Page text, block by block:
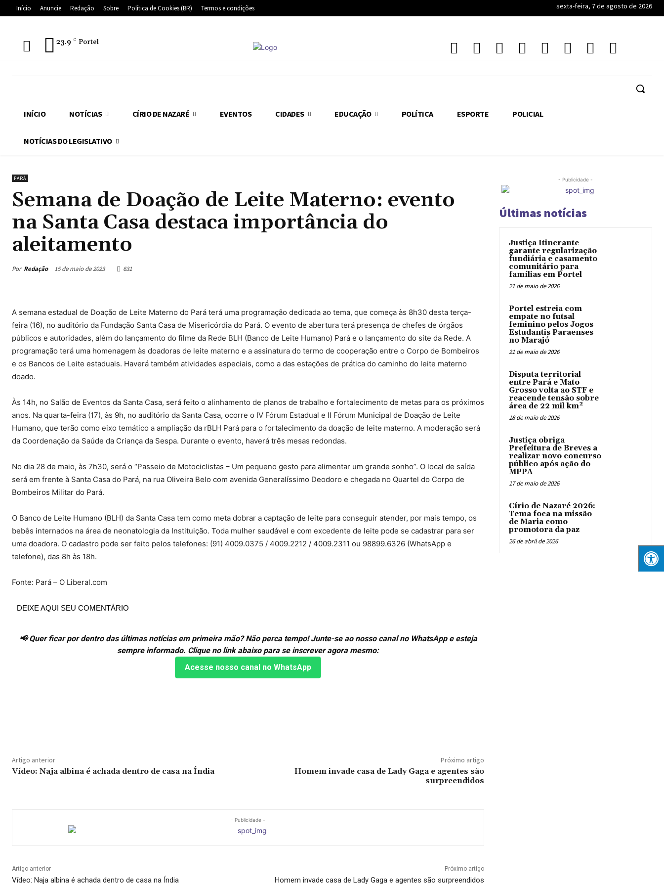
Início Anuncie Redação Sobre Política de Cookies (BR) Termos e condições sexta-feira, 7 de agosto de 2026
23.9 C Portel
INÍCIO NOTÍCIAS CÍRIO DE NAZARÉ EVENTOS CIDADES EDUCAÇÃO POLÍTICA ESPORTE POLICIAL
NOTÍCIAS DO LEGISLATIVO
PARÁ
Semana de Doação de Leite Materno: evento
na Santa Casa destaca importância do
aleitamento
Por Redação 15 de maio de 2023 631
A semana estadual de Doação de Leite Materno do Pará terá uma programação dedicada ao tema, que começa às 8h30 desta terça-
feira (16), no auditório da Fundação Santa Casa de Misericórdia do Pará. O evento de abertura terá presença de chefes de órgãos
públicos e autoridades, além do lançamento do filme da Rede BLH (Banco de Leite Humano) Pará e o lançamento do site da Rede. A
programação terá uma homenagem às doadoras de leite materno e a assinatura do termo de cooperação entre o Corpo de Bombeiros
e os Bancos de Leite estaduais. Haverá também atividades especiais, como a das estações de prática do caminho do leite materno
doado.
Às 14h, no Salão de Eventos da Santa Casa, será feito o alinhamento de planos de trabalho e fortalecimento de metas para os próximos
anos. Na quarta-feira (17), às 9h, no auditório da Santa Casa, ocorre o IV Fórum Estadual e II Fórum Municipal de Doação de Leite
Humano, que terão como eixo temático a ampliação da rBLH Pará para o fortalecimento da doação de leite materno. A moderação será
da Coordenação da Saúde da Criança da Sespa. Durante o evento, haverá três mesas redondas.
No dia 28 de maio, às 7h30, será o “Passeio de Motociclistas – Um pequeno gesto para alimentar um grande sonho”. O local de saída
será em frente à Santa Casa do Pará, na rua Oliveira Belo com avenida Generalíssimo Deodoro e chegada no Quartel do Corpo de
Bombeiros Militar do Pará.
O Banco de Leite Humano (BLH) da Santa Casa tem como meta dobrar a captação de leite para conseguir atender, por mais tempo, os
bebês internados na área de neonatologia da Instituição. Toda mulher saudável e com excedente de leite pode se cadastrar para ser
uma doadora. O cadastro pode ser feito pelos telefones: (91) 4009.0375 / 4009.2212 / 4009.2311 ou 98899.6326 (WhatsApp e
telefone), das 8h às 18h.
Fonte: Pará – O Liberal.com
DEIXE AQUI SEU COMENTÁRIO
📢 Quer ficar por dentro das últimas notícias em primeira mão? Não perca tempo! Junte-se ao nosso canal no WhatsApp e esteja
sempre informado. Clique no link abaixo para se inscrever agora mesmo:
Acesse nosso canal no WhatsApp
Artigo anterior
Vídeo: Naja albina é achada dentro de casa na Índia
Próximo artigo
Homem invade casa de Lady Gaga e agentes são
surpreendidos
- Publicidade -
Artigo anterior
Vídeo: Naja albina é achada dentro de casa na Índia
Próximo artigo
Homem invade casa de Lady Gaga e agentes são surpreendidos
- Publicidade -
Últimas notícias
Justiça Itinerante
garante regularização
fundiária e casamento
comunitário para
famílias em Portel
21 de maio de 2026
Portel estreia com
empate no futsal
feminino pelos Jogos
Estudantis Paraenses
no Marajó
21 de maio de 2026
Disputa territorial
entre Pará e Mato
Grosso volta ao STF e
reacende tensão sobre
área de 22 mil km²
18 de maio de 2026
Justiça obriga
Prefeitura de Breves a
realizar novo concurso
público após ação do
MPPA
17 de maio de 2026
Círio de Nazaré 2026:
Tema foca na missão
de Maria como
promotora da paz
26 de abril de 2026